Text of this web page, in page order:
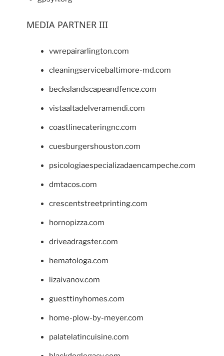
MEDIA PARTNER III
vwrepairarlington.com
cleaningservicebaltimore-md.com
beckslandscapeandfence.com
vistaaltadelveramendi.com
coastlinecateringnc.com
cuesburgershouston.com
psicologiaespecializadaencampeche.com
dmtacos.com
crescentstreetprinting.com
hornopizza.com
driveadragster.com
hematologa.com
lizaivanov.com
guesttinyhomes.com
home-plow-by-meyer.com
palatelatincuisine.com